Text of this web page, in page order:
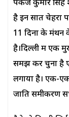
पंकज कुमार सिंह
है इन सात चेहरों
11 दिनों के मंथन
है।दिल्ली में एक
समझ कर चुना है
लगाया है। एक-
जाति समीकरण